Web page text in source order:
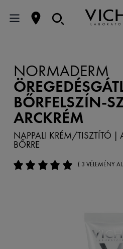
NORMADERM
BŐRFELSZÍN-
ARCKRÉM
NAPPALI KRÉM/TISZTÍTÓ |
BŐRRE
( 3 VÉLEMÉNY